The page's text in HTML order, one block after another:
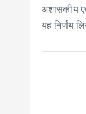
अशासकीय एवं
यह निर्णय